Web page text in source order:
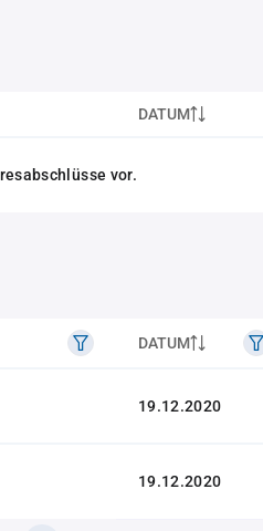
DATUM
vor.
DATUM
19.12.2020
19.12.2020